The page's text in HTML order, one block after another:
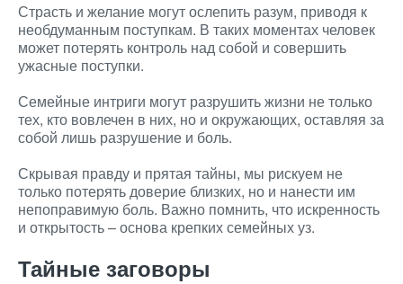
Страсть и желание могут ослепить разум, приводя к
необдуманным поступкам. В таких моментах человек
может потерять контроль над собой и совершить
ужасные поступки.
Семейные интриги могут разрушить жизни не только
тех, кто вовлечен в них, но и окружающих, оставляя за
собой лишь разрушение и боль.
Скрывая правду и прятая тайны, мы рискуем не
только потерять доверие близких, но и нанести им
непоправимую боль. Важно помнить, что искренность
и открытость – основа крепких семейных уз.
Тайные заговоры